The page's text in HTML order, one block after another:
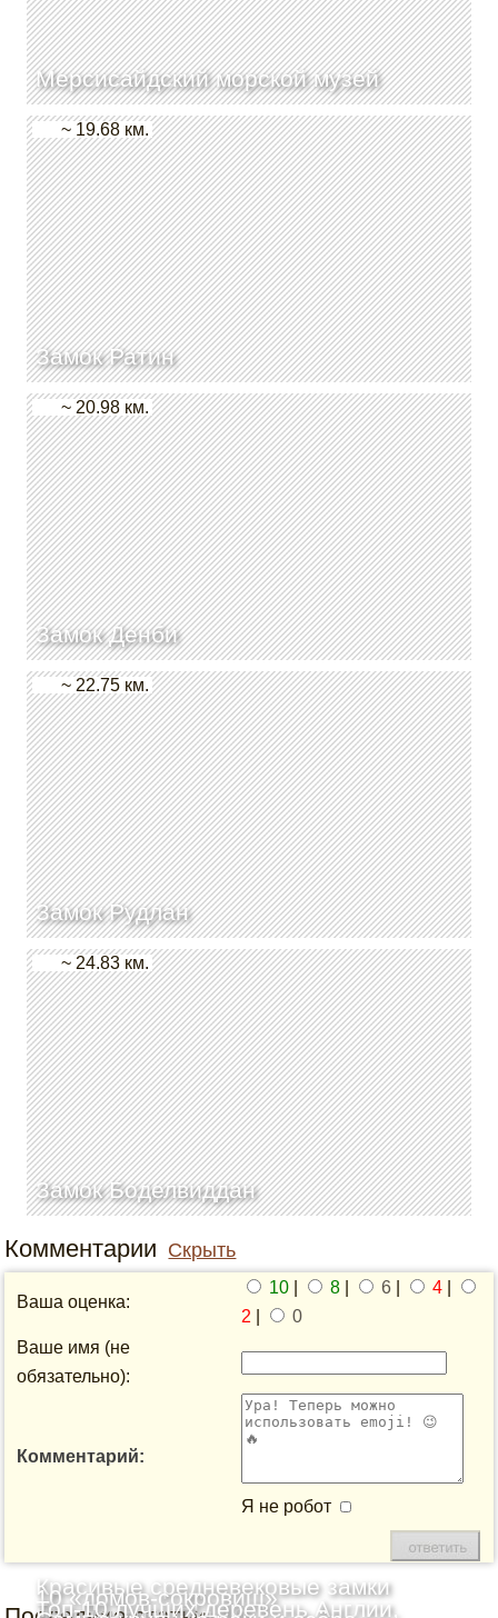
Мерсисайдский морской музей
Замок Ратин
~ 19.68 км.
Замок Денби
~ 20.98 км.
Замок Рудлан
~ 22.75 км.
Замок Боделвиддан
~ 24.83 км.
Комментарии Скрыть
Ваша оценка:
10 8 6 4
2
0
Ваше имя (не
обязательно):
Комментарий:
Я не робот
Красивые средневековые замки
10 «домов-сокровищ»
Топ-10 лучших деревень Англии,